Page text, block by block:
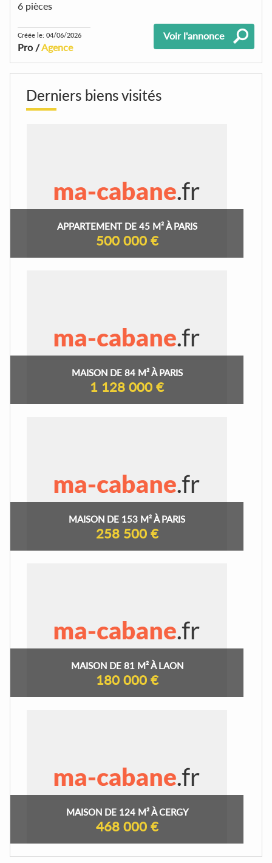
6 pièces
Créée le: 04/06/2026
Pro /Agence
Voir l'annonce
Derniers biens visités
APPARTEMENT DE 45 M² À PARIS
500 000 €
MAISON DE 84 M² À PARIS
1 128 000 €
MAISON DE 153 M² À PARIS
258 500 €
MAISON DE 81 M² À LAON
180 000 €
MAISON DE 124 M² À CERGY
468 000 €